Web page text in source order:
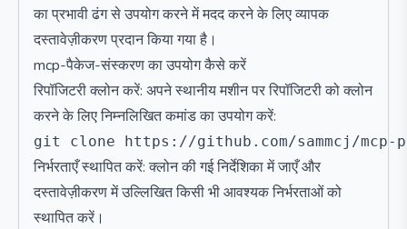
का प्रभावी ढंग से उपयोग करने में मदद करने के लिए व्यापक
दस्तावेज़ीकरण प्रदान किया गया है।
mcp-पैकेज-संस्करण का उपयोग कैसे करें
रिपॉजिटरी क्लोन करें: अपने स्थानीय मशीन पर रिपॉजिटरी को क्लोन
करने के लिए निम्नलिखित कमांड का उपयोग करें:
निर्भरताएँ स्थापित करें: क्लोन की गई निर्देशिका में जाएँ और
दस्तावेज़ीकरण में उल्लिखित किसी भी आवश्यक निर्भरताओं को
स्थापित करें।